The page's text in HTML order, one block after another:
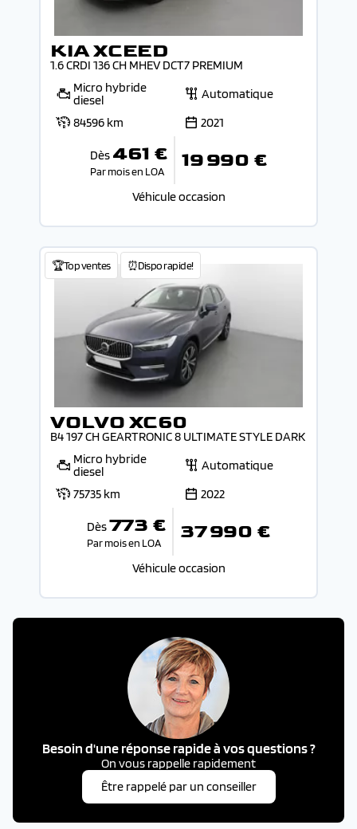
KIA XCEED
1.6 CRDI 136 CH MHEV DCT7 PREMIUM
Micro hybride
diesel
Automatique
84596 km
2021
Dès 461 €
Par mois en LOA 19 990 €
Véhicule occasion
🏆Top ventes ⏰Dispo rapide!
VOLVO XC60
B4 197 CH GEARTRONIC 8 ULTIMATE STYLE DARK
Micro hybride
diesel
Automatique
75735 km
2022
Dès773 €
Par mois en LOA 37 990 €
Véhicule occasion
Besoin d'une réponse rapide à vos questions ?
On vous rappelle rapidement
Être rappelé par un conseiller